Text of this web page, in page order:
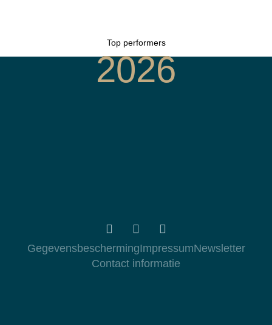
Top performers
2026
GegevensbeschermingImpressumNewsletter
Contact informatie